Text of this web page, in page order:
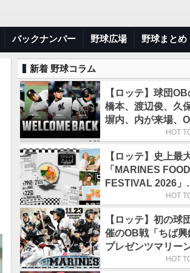
バックナンバー 野球広場 野球まとめ
新着 野球コラム
【ロッテ】球団OB
橋本、渡辺俊、久保
塀内、内が来場、
解説も／9月22日
HOT
【ロッテ】史上最
「MARINES FOOD
FESTIVAL 2026」
弾「KOREAN
日／初日はビール
デー
HOT
【ロッテ】初の球
催のOB戦「ちば興
プレゼンツマリー
スペシャルゲーム
HOT